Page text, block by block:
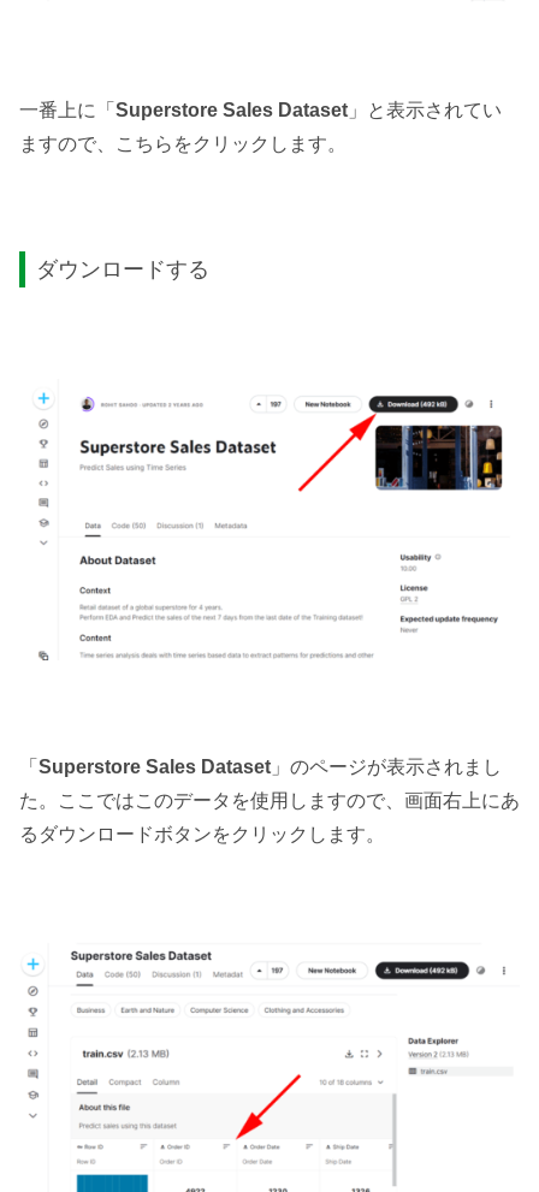
一番上に「 Superstore Sales Dataset 」と表示されてい
ますので、こちらをクリックします。
ダウンロードする
「 Superstore Sales Dataset 」のページが表示されまし
た。ここではこのデータを使用しますので、画面右上にあ
るダウンロードボタンをクリックします。